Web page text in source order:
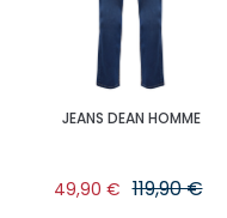
JEANS DEAN HOMME
49,90 € 119,90 €